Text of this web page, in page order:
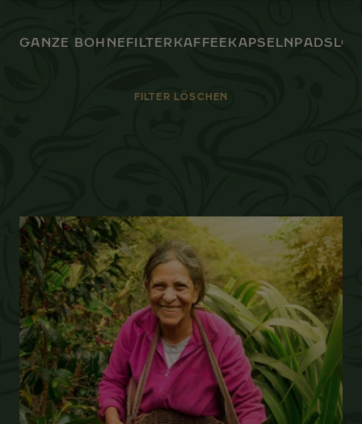
GANZE BOHNEFILTERKAFFEEKAPSELNPADS
FILTER LÖSCHEN